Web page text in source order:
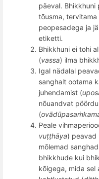
päeval. Bhikkhuni
tõusma,
peopesadega ja
etiketti.
Bhikkhuni ei tohi
(vassa) ilma
Igal nädalal pea
sanghalt ootama
juhendamist (
nõuandvat
(ovādūpasa
Peale
vuṭṭhāya) peavad
mõlemad
bhikkhude kui
kõigega, mida sel